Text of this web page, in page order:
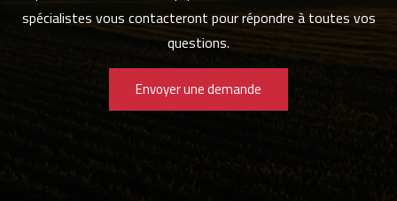
spécialistes vous contacteront pour répondre à toutes vos
questions.
Envoyer une demande